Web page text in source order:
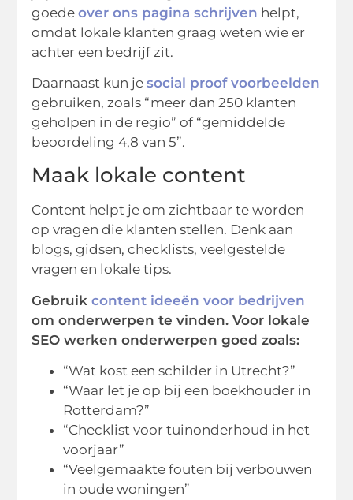
goedeover ons pagina schrijven helpt,
omdat lokale klanten graag weten wie er
achter een bedrijf zit.
Daarnaast kun jesocial proof voorbeelden
gebruiken, zoals “meer dan 250 klanten
geholpen in de regio” of “gemiddelde
beoordeling 4,8 van 5”.
Maak lokale content
Content helpt je om zichtbaar te worden
op vragen die klanten stellen. Denk aan
blogs, gidsen, checklists, veelgestelde
vragen en lokale tips.
Gebruikcontent ideeën voor bedrijven
om onderwerpen te vinden. Voor lokale
SEO werken onderwerpen goed zoals:
“Wat kost een schilder in Utrecht?”
“Waar let je op bij een boekhouder in
Rotterdam?”
“Checklist voor tuinonderhoud in het
voorjaar”
“Veelgemaakte fouten bij verbouwen
in oude woningen”